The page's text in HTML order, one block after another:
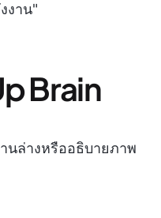
งาน"
Brain
นล่างหรืออธิบายภาพ